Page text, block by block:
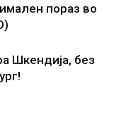
пораз во
Шкендија, без